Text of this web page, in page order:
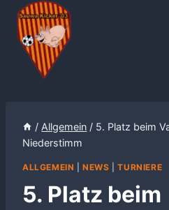
Zum
Inhalt
springen
/ Allgemein / 5. Platz beim
Niederstimm
ALLGEMEIN |NEWS |TURNIERE
5. Platz beim